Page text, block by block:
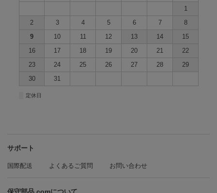
1
2
3 4 5 6 7
8
9
10 11 12 13 14
15
16
17 18 19 20 21
22
23
24 25 26 27 28
29
30
31
定休日
サポート
国際配送 よくあるご質問 お問い合わせ